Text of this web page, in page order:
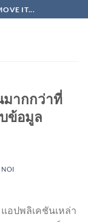
IT...
ากกว่าที่
ข้อมูล
NOI
อปพลิเคชันเหล่า